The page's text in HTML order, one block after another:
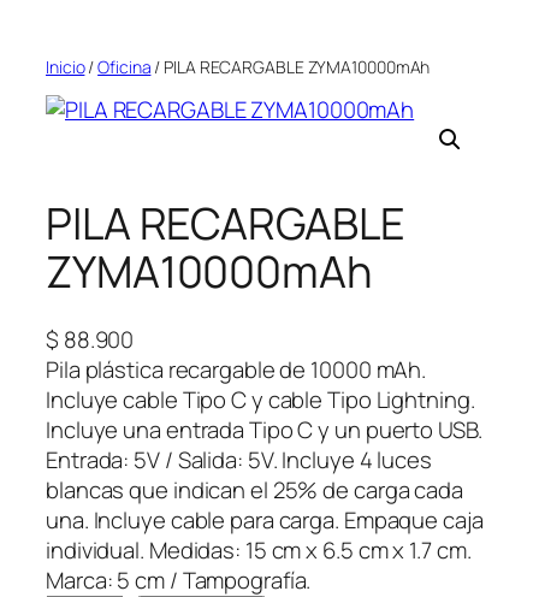
Inicio/Oficina / PILA RECARGABLE ZYMA10000mAh
PILA RECARGABLE
ZYMA10000mAh
$ 88.900
Pila plástica recargable de 10000 mAh.
Incluye cable Tipo C y cable Tipo Lightning.
Incluye una entrada Tipo C y un puerto USB.
Entrada: 5V / Salida: 5V. Incluye 4 luces
blancas que indican el 25% de carga cada
una. Incluye cable para carga. Empaque caja
individual. Medidas: 15 cm x 6.5 cm x 1.7 cm.
Marca: 5 cm / Tampografía.